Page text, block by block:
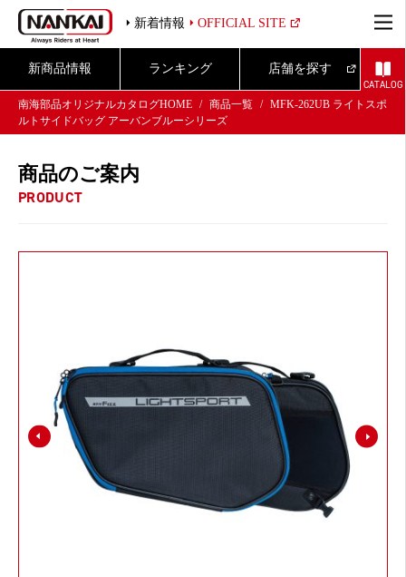
新着情報 OFFICIAL SITE
新商品情報 ランキング 店舗を探す
CATALOG
南海部品オリジナルカタログHOME
商品一覧
MFK-262UB ライトスポ
ルトサイドバッグ アーバンブルーシリーズ
商品のご案内
PRODUCT